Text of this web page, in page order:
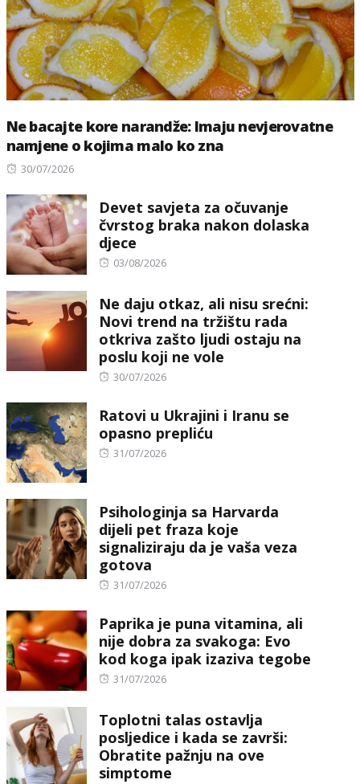
Ne bacajte kore narandže: Imaju nevjerovatne
namjene o kojima malo ko zna
Posted
30/07/2026
Devet savjeta za očuvanje
čvrstog braka nakon dolaska
djece
Posted
03/08/2026
Ne daju otkaz, ali nisu srećni:
Novi trend na tržištu rada
otkriva zašto ljudi ostaju na
poslu koji ne vole
Posted
30/07/2026
Ratovi u Ukrajini i Iranu se
opasno prepliću
Posted
31/07/2026
Psihologinja sa Harvarda
dijeli pet fraza koje
signaliziraju da je vaša veza
gotova
Posted
31/07/2026
Paprika je puna vitamina, ali
nije dobra za svakoga: Evo
kod koga ipak izaziva tegobe
Posted
31/07/2026
Toplotni talas ostavlja
posljedice i kada se završi:
Obratite pažnju na ove
simptome